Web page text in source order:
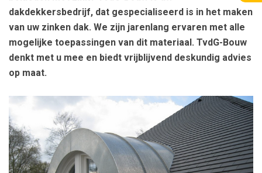
dakdekkersbedrijf, dat gespecialiseerd is in het maken
van uw zinken dak. We zijn jarenlang ervaren met alle
mogelijke toepassingen van dit materiaal. TvdG-Bouw
denkt met u mee en biedt vrijblijvend deskundig advies
op maat.